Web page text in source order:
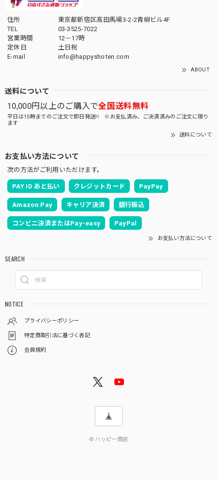
住所
東京都新宿区高田馬場3-2-2青柳ビル4F
TEL
03-3525-7022
営業時間
12－17時
定休日
土日祝
E-mail
info@happyshoten.com
ABOUT
送料について
10,000円以上のご購入で全国送料無料
平日は15時までのご注文で即日発送!! ※お支払済み、ご決済済みのご注文に限り
ます
送料について
お支払い方法について
次の方法がご利用いただけます。
PAY ID あと払い クレジットカード PayPay
Amazon Pay キャリア決済 銀行振込
コンビニ決済またはPay-easy PayPal
お支払い方法について
SEARCH
NOTICE
プライバシーポリシー
特定商取引法に基づく表記
会員規約
© ハッピー商店